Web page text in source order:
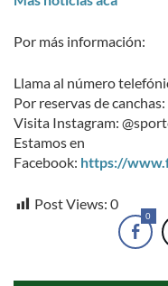
Por más información:
Llama al número
Por reservas de
Visita Instagram:
Estamos en
Facebook: https://
Post Views: 0
0